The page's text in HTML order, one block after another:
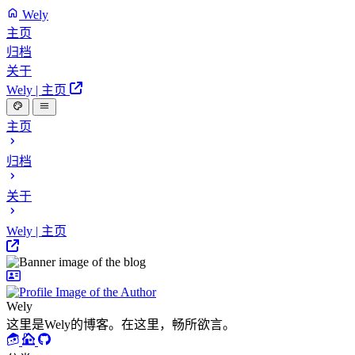
Wely
主页
归档
关于
Wely | 主页
主页
归档
关于
Wely | 主页
Wely
这里是Wely的博客。在这里，畅所欲言。